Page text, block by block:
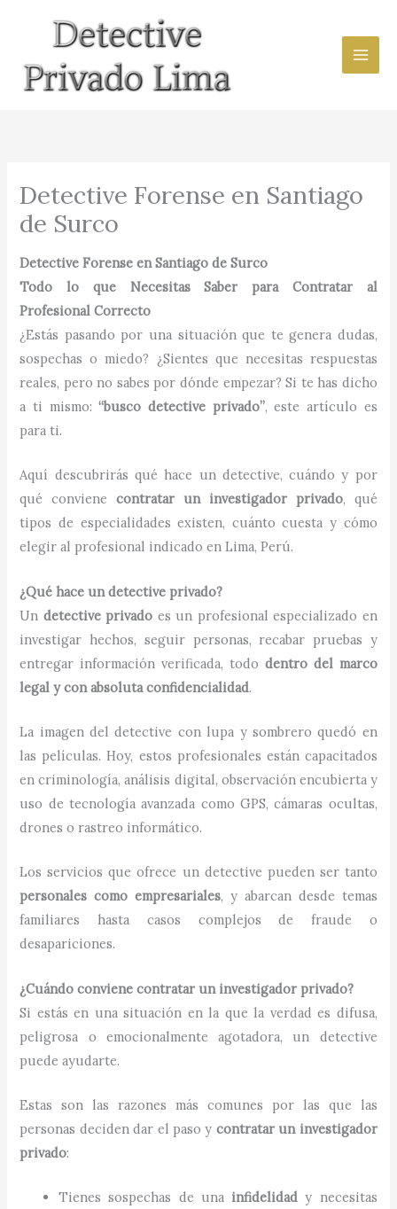
contenido
Detective Forense en Santiago
de Surco
Detective Forense en Santiago de Surco
Todo lo que Necesitas Saber para Contratar al
Profesional Correcto
¿Estás pasando por una situación que te genera dudas,
sospechas o miedo? ¿Sientes que necesitas respuestas
reales, pero no sabes por dónde empezar? Si te has dicho
a ti mismo:“busco detective privado”, este artículo es
para ti.
Aquí descubrirás qué hace un detective, cuándo y por
qué convienecontratar un investigador privado, qué
tipos de especialidades existen, cuánto cuesta y cómo
elegir al profesional indicado en Lima, Perú.
¿Qué hace un detective privado?
Un detective privado es un profesional especializado en
investigar hechos, seguir personas, recabar pruebas y
entregar información verificada, todo dentro del marco
legal y con absoluta confidencialidad.
La imagen del detective con lupa y sombrero quedó en
las películas. Hoy, estos profesionales están capacitados
en criminología, análisis digital, observación encubierta y
uso de tecnología avanzada como GPS, cámaras ocultas,
drones o rastreo informático.
Los servicios que ofrece un detective pueden ser tanto
personales como empresariales, y abarcan desde temas
familiares hasta casos complejos de fraude o
desapariciones.
¿Cuándo conviene contratar un investigador privado?
Si estás en una situación en la que la verdad es difusa,
peligrosa o emocionalmente agotadora, un detective
puede ayudarte.
Estas son las razones más comunes por las que las
personas deciden dar el paso y contratar un investigador
privado:
Tienes sospechas de una infidelidad y necesitas